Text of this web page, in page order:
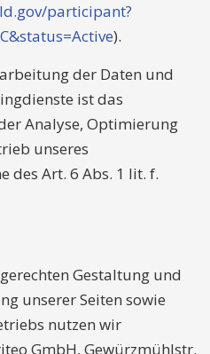
participant?
).
der Daten und
ist das
Analyse, Optimierung
unseres
des Art. 6 Abs. 1 lit. f.
Gestaltung und
unserer Seiten sowie
nutzen wir
GmbH, Gewürzmühlstr.